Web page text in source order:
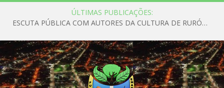
ÚLTIMAS PUBLICAÇÕES:
ESCUTA PÚBLICA COM AUTORES DA CULTURA DE RURÓPOLIS